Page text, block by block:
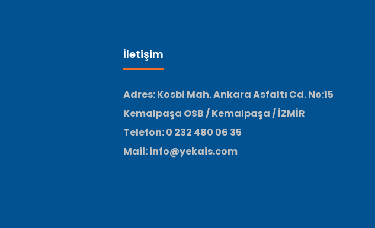
İletişim
Adres: Kosbi Mah. Ankara Asfaltı Cd. No:15
Kemalpaşa OSB / Kemalpaşa / İZMİR
Telefon: 0 232 480 06 35
Mail: info@yekais.com